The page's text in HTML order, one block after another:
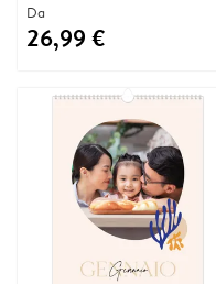
Da
26,99 €